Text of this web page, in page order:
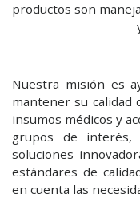
productos son
Nuestra misión es
mantener su calidad
insumos médicos y
grupos de interés,
soluciones
estándares de
en cuenta las